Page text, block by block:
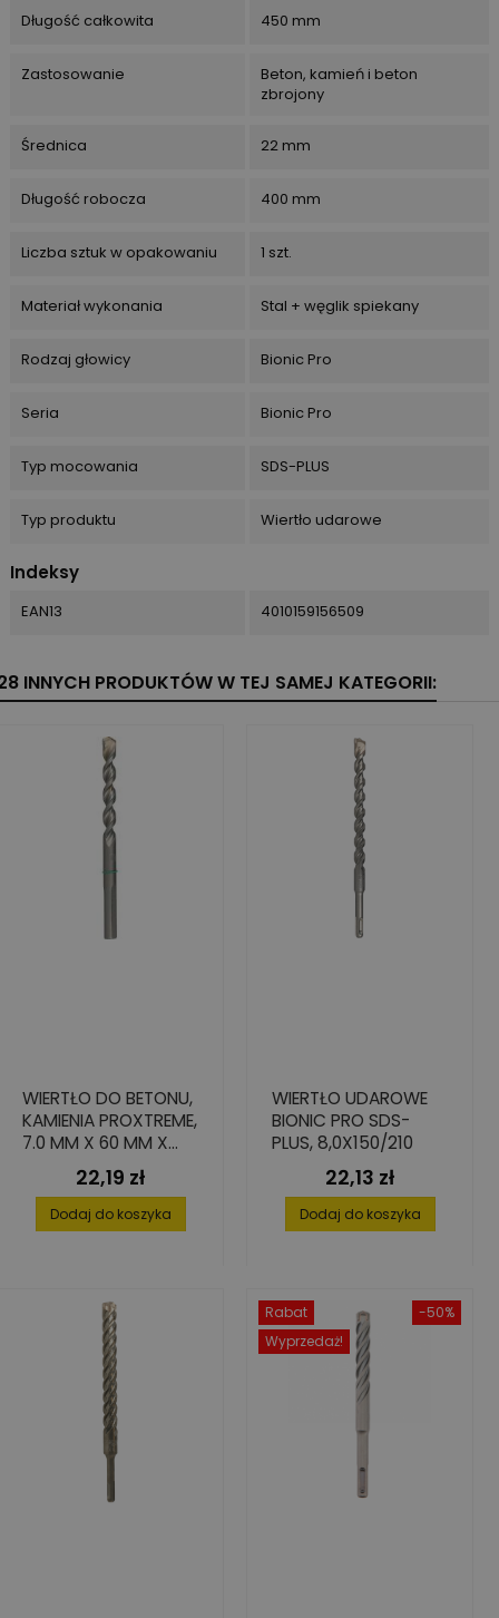
Długość całkowita 450 mm
Zastosowanie
Beton, kamień i beton
zbrojony
Średnica 22 mm
Długość robocza 400 mm
Liczba sztuk w opakowaniu 1 szt.
Materiał wykonania Stal + węglik spiekany
Rodzaj głowicy Bionic Pro
Seria Bionic Pro
Typ mocowania SDS-PLUS
Typ produktu Wiertło udarowe
Indeksy
EAN13 4010159156509
INNYCH PRODUKTÓW W TEJ SAMEJ KATEGORII:
WIERTŁO DO BETONU,
KAMIENIA PROXTREME,
7.0 MM X 60 MM X
125 MMCena
22,19 zł
Dodaj do koszyka
WIERTŁO UDAROWE
BIONIC PRO SDS-
PLUS, 8,0X150/210
Cena
22,13 zł
Dodaj do koszyka
-50%
Rabat
Wyprzedaż!